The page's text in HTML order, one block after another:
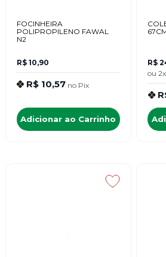
FOCINHEIRA
POLIPROPILENO FAWAL
N2
R$ 10,90
R$ 10,57 no Pix
Adicionar ao Carrinho
R$
ou 2x